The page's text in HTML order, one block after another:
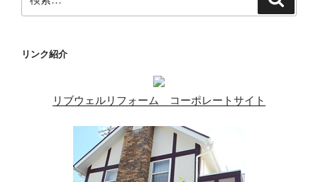
索:
リンク紹介
リブウェルリフォーム コーポレートサイト